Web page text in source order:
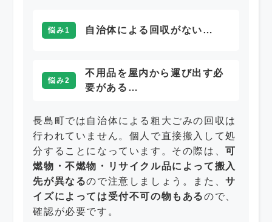
悩み1 自治体による回収がない…
悩み2
不用品を屋内から運び出す必
要がある…
長島町では自治体による粗大ごみの回収は
行われていません。個人で直接搬入して処
分することになっています。その際は、可
燃物・不燃物・リサイクル品によって搬入
先が異なるので注意しましょう。また、サ
イズによっては受付不可の物もあるので、
確認が必要です。